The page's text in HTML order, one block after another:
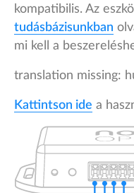
kompatibilis. Az
tudásbázisunkban
mi kell a
translation missing:
Kattintson ide a